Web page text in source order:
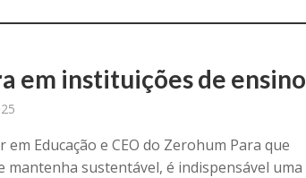
em instituições de ensino
Educação e CEO do Zerohum Para que
mantenha sustentável, é indispensável uma